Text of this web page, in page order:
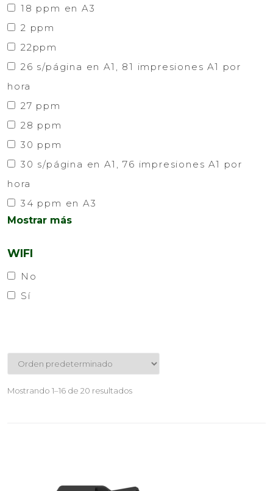
18 ppm en A3
2 ppm
22ppm
26 s/página en A1, 81 impresiones A1 por
hora
27 ppm
28 ppm
30 ppm
30 s/página en A1, 76 impresiones A1 por
hora
34 ppm en A3
Mostrar más
WIFI
No
Sí
Mostrando 1–16 de 20 resultados